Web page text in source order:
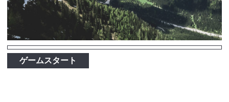
ゲームスタート